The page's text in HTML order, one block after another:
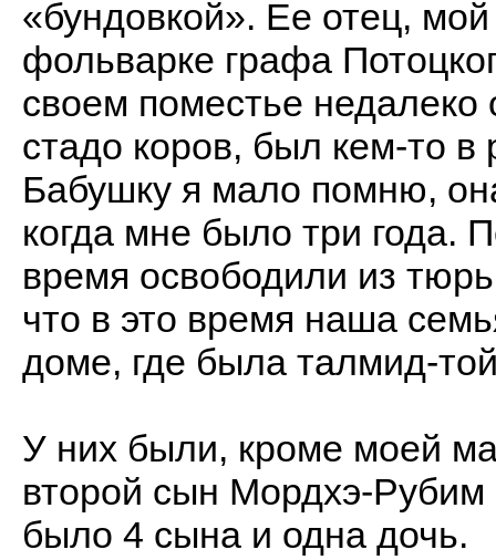
«бундовкой». Ее отец,
фольварке графа
своем поместье
стадо коров, был кем-то в
Бабушку я мало помню,
когда мне было три года.
время освободили из
что в это время наша
доме, где была талмид-
У них были, кроме моей
второй сын Мордхэ-
было 4 сына и одна дочь.